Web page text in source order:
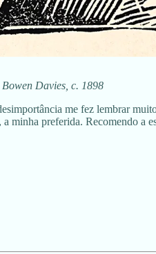
Davies, c. 1898
me fez lembrar
minha preferida. Recomendo a